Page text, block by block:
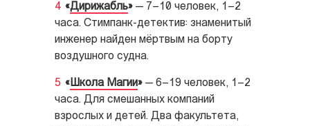
«Дирижабль» — 7–10 человек, 1–2
часа. Стимпанк-детектив: знаменитый
инженер найден мёртвым на борту
воздушного судна.
«Школа Магии» — 6–19 человек, 1–2
часа. Для смешанных компаний
взрослых и детей. Два факультета,